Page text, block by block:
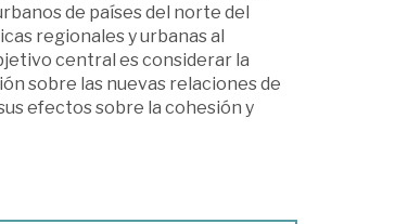
de países del norte del
regionales y urbanas al
central es considerar la
sobre las nuevas relaciones de
efectos sobre la cohesión y